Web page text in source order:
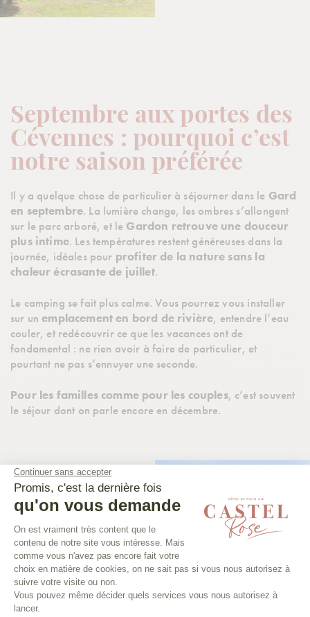
Septembre aux portes des
Cévennes : pourquoi c’est
notre saison préférée
Il y a quelque chose de particulier à séjourner dans le Gard
en septembre. La lumière change, les ombres s’allongent
sur le parc arboré, et le Gardon retrouve une douceur
plus intime. Les températures restent généreuses dans la
journée, idéales pour profiter de la nature sans la
chaleur écrasante de juillet.
Le camping se fait plus calme. Vous pourrez vous installer
sur un emplacement en bord de rivière, entendre l’eau
couler, et redécouvrir ce que les vacances ont de
fondamental : ne rien avoir à faire de particulier, et
pourtant ne pas s’ennuyer une seconde.
Pour les familles comme pour les couples, c’est souvent
le séjour dont on parle encore en décembre.